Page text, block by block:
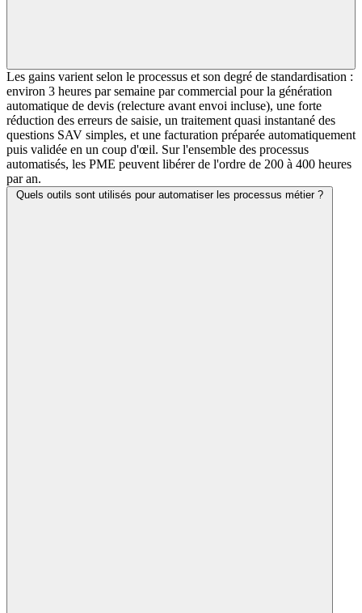
Les gains varient selon le processus et son degré de standardisation :
environ 3 heures par semaine par commercial pour la génération
automatique de devis (relecture avant envoi incluse), une forte
réduction des erreurs de saisie, un traitement quasi instantané des
questions SAV simples, et une facturation préparée automatiquement
puis validée en un coup d'œil. Sur l'ensemble des processus
automatisés, les PME peuvent libérer de l'ordre de 200 à 400 heures
par an.
Quels outils sont utilisés pour automatiser les processus métier ?